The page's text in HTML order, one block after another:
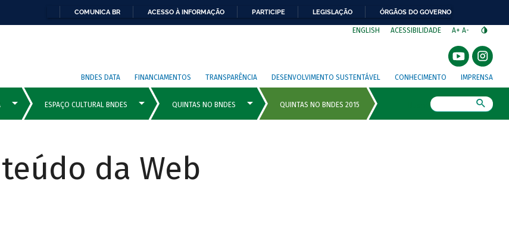
COMUNICA BR ACESSO À INFORMAÇÃO PARTICIPE LEGISLAÇÃO ÓRGÃOS DO GOVERNO
ENGLISH ACESSIBILIDADE A+ A-
BNDES DATA FINANCIAMENTOS TRANSPARÊNCIA DESENVOLVIMENTO SUSTENTÁVEL CONHECIMENTO IMPRENSA
da Web